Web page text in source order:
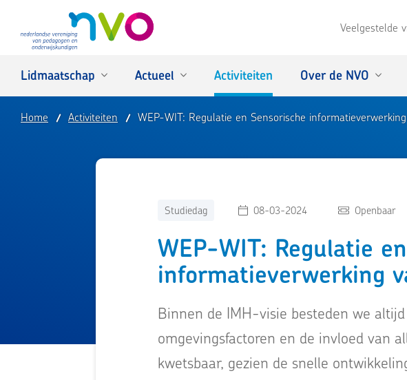
NVO Veelgestelde
Lidmaatschap Actueel Activiteiten Over de NVO
Home Activiteiten WEP-WIT: Regulatie en Sensorische informatieverwerking
Studiedag 08-03-2024 Openbaar
WEP-WIT: Regulatie
informatieverwerking
Binnen de IMH-visie besteden we
omgevingsfactoren en de invloed van
kwetsbaar, gezien de snelle